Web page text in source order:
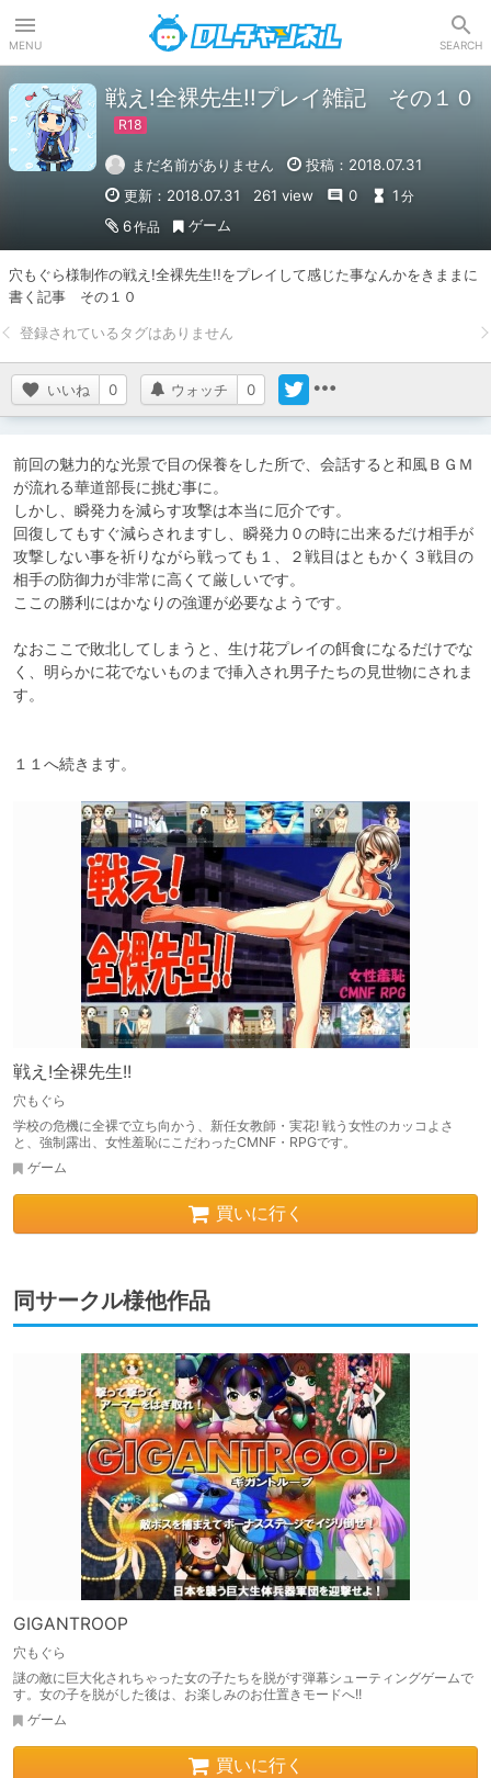
MENU SEARCH
戦え!全裸先生!!プレイ雑記 その１０
まだ名前がありません
投稿：2018.07.31
更新：2018.07.31
261 view 0 1 分
6作品 ゲーム
穴もぐら様制作の戦え!全裸先生!!をプレイして感じた事なんかをきままに
書く記事　その１０
いいね 0 ウォッチ 0
前回の魅力的な光景で目の保養をした所で、会話すると和風ＢＧＭ
が流れる華道部長に挑む事に。
しかし、瞬発力を減らす攻撃は本当に厄介です。
回復してもすぐ減らされますし、瞬発力０の時に出来るだけ相手が
攻撃しない事を祈りながら戦っても１、２戦目はともかく３戦目の
相手の防御力が非常に高くて厳しいです。
ここの勝利にはかなりの強運が必要なようです。
なおここで敗北してしまうと、生け花プレイの餌食になるだけでな
く、明らかに花でないものまで挿入され男子たちの見世物にされま
す。
戦え!全裸先生!!
穴もぐら
学校の危機に全裸で立ち向かう、新任女教師・実花! 戦う女性のカッコよさ
と、強制露出、女性羞恥にこだわったCMNF・RPGです。
ゲーム
買いに行く
同サークル様他作品
GIGANTROOP
穴もぐら
謎の敵に巨大化されちゃった女の子たちを脱がす弾幕シューティングゲームで
す。女の子を脱がした後は、お楽しみのお仕置きモードへ!!
ゲーム
買いに行く